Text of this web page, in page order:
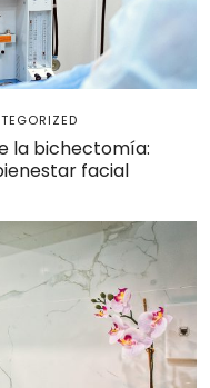
la bichectomía:
facial